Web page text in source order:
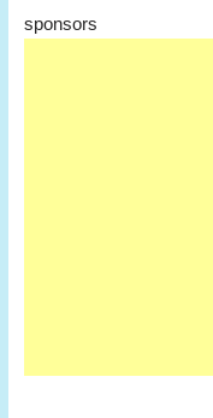
sponsors